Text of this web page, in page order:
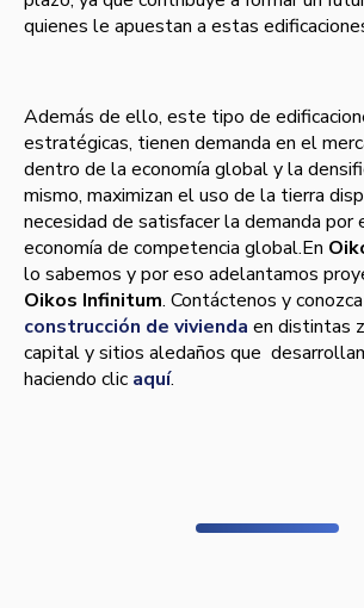
quienes le apuestan a estas
Además de ello, este tipo de
estratégicas, tienen demanda en el
dentro de la economía global y la
mismo, maximizan el uso de la tierra
necesidad de satisfacer la demanda por
economía de competencia global.En
lo sabemos y por eso adelantamos
Oikos Infinitum. Contáctenos y
construcción de vivienda en distintas
capital y sitios aledaños que
haciendo clic aquí.